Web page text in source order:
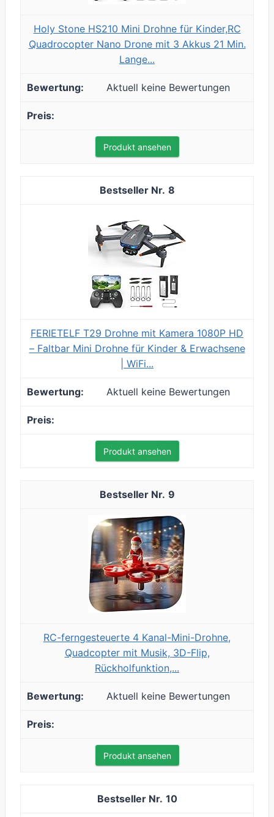
Holy Stone HS210 Mini Drohne für Kinder,RC
Quadrocopter Nano Drone mit 3 Akkus 21 Min.
Lange...
Aktuell keine Bewertungen
Produkt ansehen
8
FERIETELF T29 Drohne mit Kamera 1080P HD
– Faltbar Mini Drohne für Kinder & Erwachsene
| WiFi...
Aktuell keine Bewertungen
Produkt ansehen
9
RC-ferngesteuerte 4 Kanal-Mini-Drohne,
Quadcopter mit Musik, 3D-Flip,
Rückholfunktion,...
Aktuell keine Bewertungen
Produkt ansehen
10